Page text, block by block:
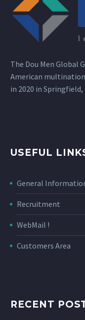
The Dou Men Global
American
in 2020 in
USEFUL
General
Recruitment
WebMail !
Customers Area
RECENT